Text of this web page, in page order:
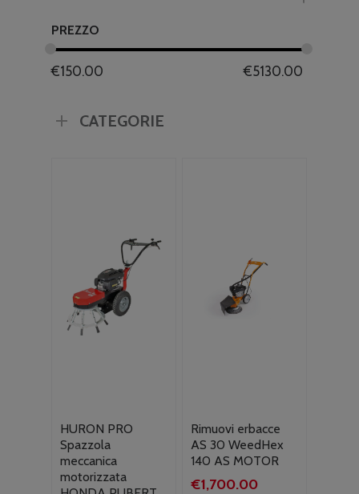
PREZZO
€150.00 €5130.00
CATEGORIE
HURON PRO
Spazzola
meccanica
motorizzata
Rimuovi erbacce
AS 30 WeedHex
140 AS MOTOR
€1,700.00